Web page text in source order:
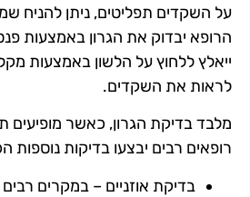
על השקדים תפליטים, ניתן להניח
הרופא יבדוק את הגרון באמצעות
ייאלץ ללחוץ על הלשון באמצעות
לראות את השקדים.
מלבד בדיקת הגרון, כאשר מופיעים
רופאים רבים יבצעו בדיקות נוספות
בדיקת אוזניים – במקרים רבים